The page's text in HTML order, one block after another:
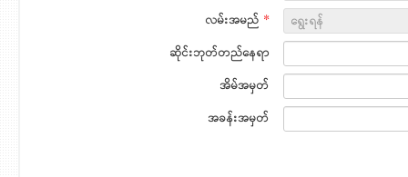
လမ်းအမည် *
ဆိုင်းဘုတ်တည်နေရာ
အိမ်အမှတ်
အခန်းအမှတ်